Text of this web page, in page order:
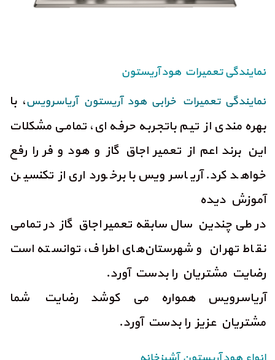
نمایندگی تعمیرات هود آریستون
نمایندگی تعمیرات خرابی هود آریستون آریاسرویس، با
بهره مندی از تیم باتجربه حرفه ای، تمامی مشکلات
این برند اعم از تعمیر اجاق گاز و هود و فر را رفع
خواهد کرد. آریاسرویس با برخورداری از تکنسین
آموزش دیده
در طی چندین سال سابقه تعمیر اجاق گاز در تمامی
نقاط تهران و شهرستان‌های اطراف، توانسته است
رضایت مشتریان را بدست آورد.
آریاسرویس همواره می کوشد رضایت شما
مشتریان عزیز را بدست آورد.